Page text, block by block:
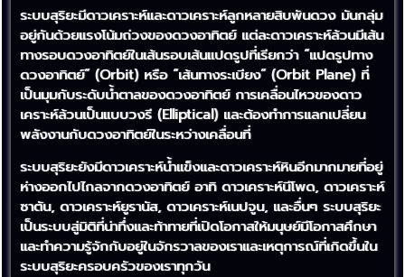
ระบบสุริยะมีดาวเคราะห์และดาวเคราะห์ลูกหลายสิบพันดวง มันกลุ่ม
อยู่กันด้วยแรงโน้มถ่วงของดวงอาทิตย์ แต่ละดาวเคราะห์ล้วนมีเส้น
ทางรอบดวงอาทิตย์ในเส้นรอบเส้นแปดรูปที่เรียกว่า “แปดรูปทาง
ดวงอาทิตย์” (Orbit) หรือ “เส้นทางระเบียง” (Orbit Plane) ที่
เป็นมุมกับระดับน้ำตาลของดวงอาทิตย์ การเคลื่อนไหวของดาว
เคราะห์ล้วนเป็นแบบวงรี (Elliptical) และต้องทำการแลกเปลี่ยน
พลังงานกับดวงอาทิตย์ในระหว่างเคลื่อนที่
ระบบสุริยะยังมีดาวเคราะห์น้ำแข็งและดาวเคราะห์หินอีกมากมายที่อยู่
ห่างออกไปไกลจากดวงอาทิตย์ อาทิ ดาวเคราะห์นีโพด, ดาวเคราะห์
ซาตัน, ดาวเคราะห์ยูรานัส, ดาวเคราะห์เนปจูน, และอื่นๆ ระบบสุริยะ
เป็นระบบสู่มิติที่น่าทึ่งและท้าทายที่เปิดโอกาสให้มนุษย์มีโอกาสศึกษา
และทำความรู้จักกับอยู่ในจักรวาลของเราและเหตุการณ์ที่เกิดขึ้นใน
ระบบสุริยะครอบครัวของเราทุกวัน